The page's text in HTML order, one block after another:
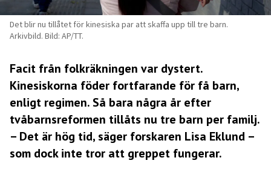
Det blir nu tillåtet för kinesiska par att skaffa upp till tre barn.
Arkivbild. Bild: AP/TT.
Facit från folkräkningen var dystert.
Kinesiskorna föder fortfarande för få barn,
enligt regimen. Så bara några år efter
tvåbarnsreformen tillåts nu tre barn per familj.
– Det är hög tid, säger forskaren Lisa Eklund –
som dock inte tror att greppet fungerar.